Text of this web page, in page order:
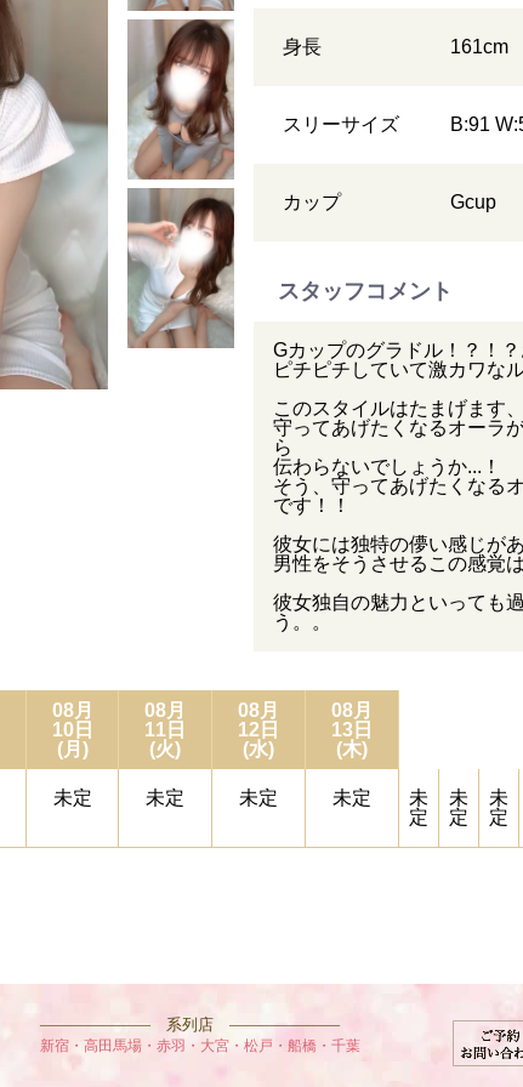
身長 161cm
スリーサイズ B:91
カップ Gcup
スタッフコメント
Gカップのグラドル！？！？
ピチピチしていて激カワな
このスタイルはたまげます、
守ってあげたくなるオーラ
ら
伝わらないでしょうか...！
そう、守ってあげたくなる
です！！
彼女には独特の儚い感じがあ
男性をそうさせるこの感覚
彼女独自の魅力といっても
う。。
08月
10日
(月)
08月
11日
(火)
08月
12日
(水)
08月
13日
(木)
未定 未定 未定 未定
未
定
未
定
未
定
——————— 系列店 ———————
新宿・高田馬場・赤羽・大宮・松戸・船橋・千葉